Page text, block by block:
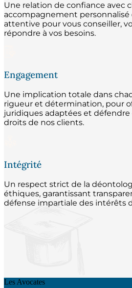
Une relation de confiance avec
accompagnement
attentive pour vous conseiller,
répondre à vos besoins.
Engagement
Une implication totale dans
rigueur et détermination, pour
juridiques adaptées et
droits de nos clients.
Intégrité
Un respect strict de la
éthiques, garantissant
défense impartiale des intérêts
Les Avocates